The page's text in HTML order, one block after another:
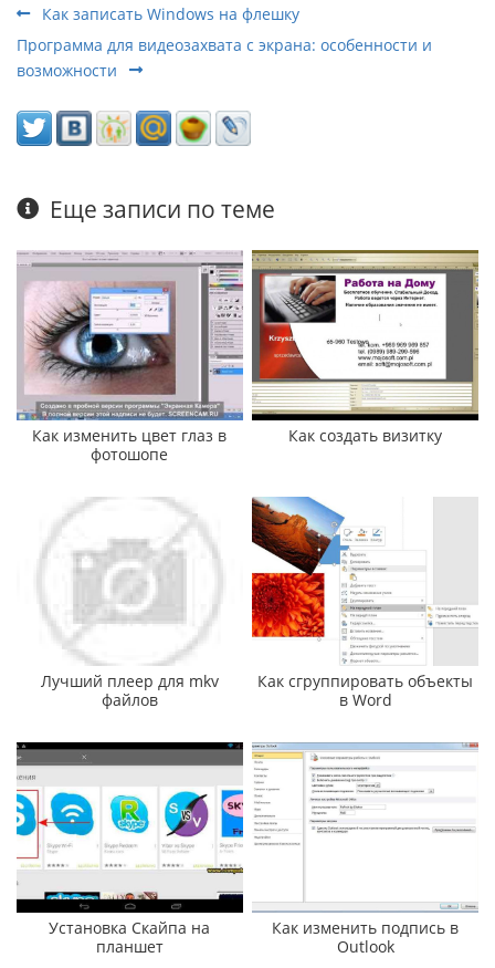
Как записать Windows на флешку
Программа для видеозахвата с экрана: особенности и
возможности
Еще записи по теме
Как изменить цвет глаз в
фотошопе
Как создать визитку
Лучший плеер для mkv
файлов
Как сгруппировать объекты
в Word
Установка Скайпа на
планшет
Как изменить подпись в
Outlook